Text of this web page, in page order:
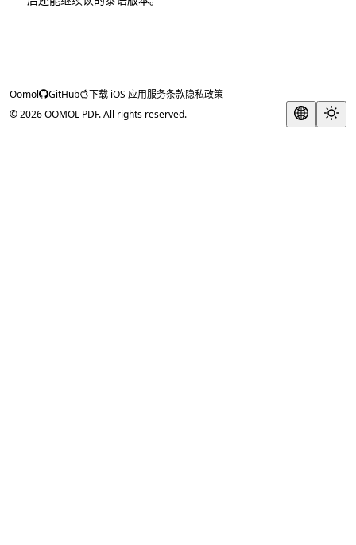
Oomol GitHub 下载 iOS 应用服务条款隐私政策
© 2026 OOMOL PDF. All rights reserved.